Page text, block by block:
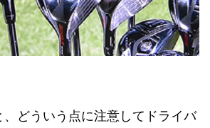
、どういう点に注意してドライバ